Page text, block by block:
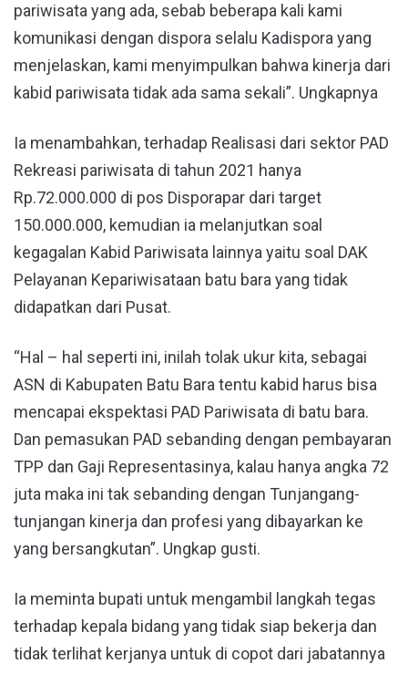
pariwisata yang ada, sebab beberapa kali kami
komunikasi dengan dispora selalu Kadispora yang
menjelaskan, kami menyimpulkan bahwa kinerja dari
kabid pariwisata tidak ada sama sekali”. Ungkapnya
Ia menambahkan, terhadap Realisasi dari sektor PAD
Rekreasi pariwisata di tahun 2021 hanya
Rp.72.000.000 di pos Disporapar dari target
150.000.000, kemudian ia melanjutkan soal
kegagalan Kabid Pariwisata lainnya yaitu soal DAK
Pelayanan Kepariwisataan batu bara yang tidak
didapatkan dari Pusat.
“Hal – hal seperti ini, inilah tolak ukur kita, sebagai
ASN di Kabupaten Batu Bara tentu kabid harus bisa
mencapai ekspektasi PAD Pariwisata di batu bara.
Dan pemasukan PAD sebanding dengan pembayaran
TPP dan Gaji Representasinya, kalau hanya angka 72
juta maka ini tak sebanding dengan Tunjangang-
tunjangan kinerja dan profesi yang dibayarkan ke
yang bersangkutan”. Ungkap gusti.
Ia meminta bupati untuk mengambil langkah tegas
terhadap kepala bidang yang tidak siap bekerja dan
tidak terlihat kerjanya untuk di copot dari jabatannya